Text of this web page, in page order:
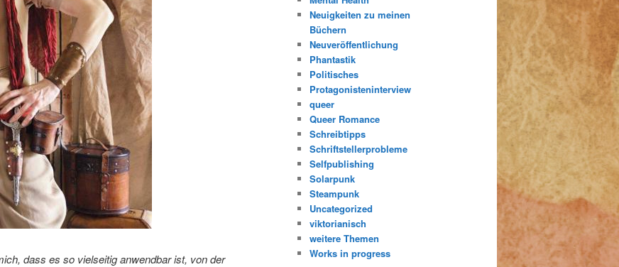
dass es so vielseitig anwendbar ist, von der
Neuigkeiten zu meinen
Büchern
Neuveröffentlichung
Phantastik
Politisches
Protagonisteninterview
queer
Queer Romance
Schreibtipps
Schriftstellerprobleme
Selfpublishing
Solarpunk
Steampunk
Uncategorized
viktorianisch
weitere Themen
Works in progress